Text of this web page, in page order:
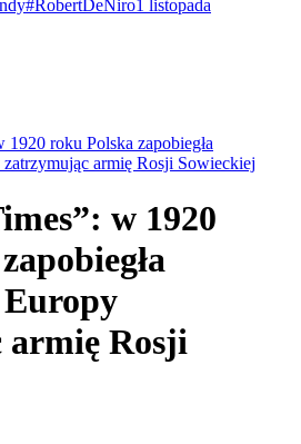
#RobertDeNiro1 listopada
1920 roku Polska zapobiegła
armię Rosji Sowieckiej
w 1920
Rosji